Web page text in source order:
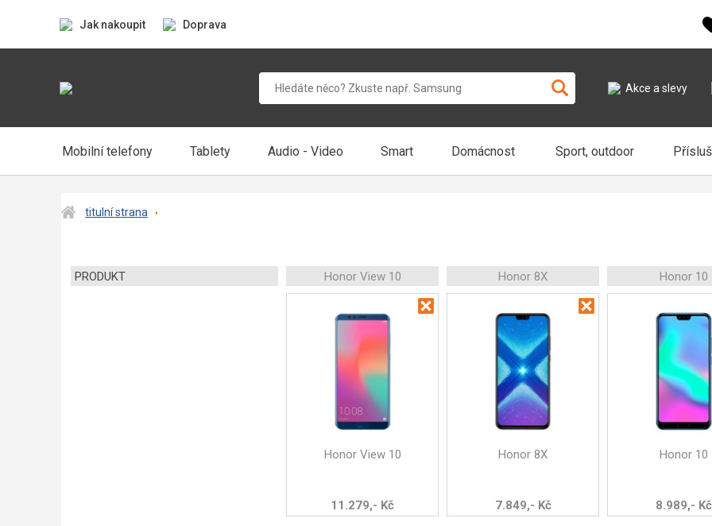
Jak nakoupit Doprava
Akce a slevy
Mobilní telefony Tablety Audio - Video Smart Domácnost Sport, outdoor
titulní strana
PRODUKT Honor View 10 Honor 8X Honor 10
Honor View 10
11.279,- Kč
Honor 8X
7.849,- Kč
Honor 10
8.989,- Kč